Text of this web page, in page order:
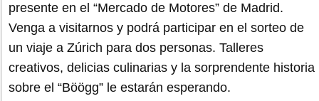
presente en el “Mercado de Motores” de Madrid.
Venga a visitarnos y podrá participar en el sorteo de
un viaje a Zúrich para dos personas. Talleres
creativos, delicias culinarias y la sorprendente historia
sobre el “Böögg” le estarán esperando.